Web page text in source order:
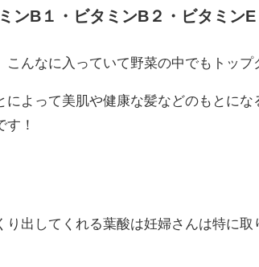
ンB１・ビタミンB２・ビタミン
こんなに入っていて野菜の中でもトップ
によって美肌や健康な髪などのもとに
！
出してくれる葉酸は妊婦さんは特に取